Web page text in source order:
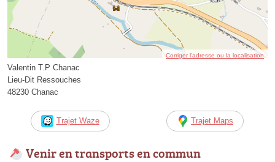
Corriger l’adresse ou la localisation
Valentin T.P Chanac
Lieu-Dit Ressouches
48230 Chanac
Trajet Waze Trajet Maps
Venir en transports en commun